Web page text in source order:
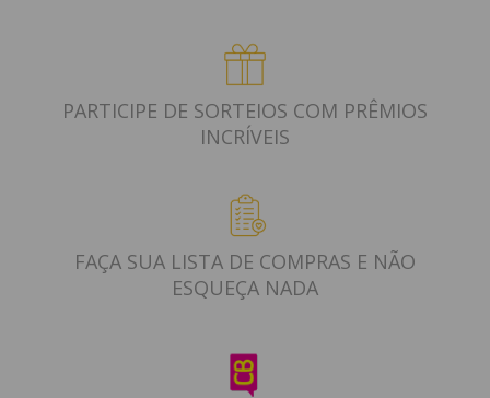
PARTICIPE DE SORTEIOS COM PRÊMIOS
INCRÍVEIS
FAÇA SUA LISTA DE COMPRAS E NÃO
ESQUEÇA NADA